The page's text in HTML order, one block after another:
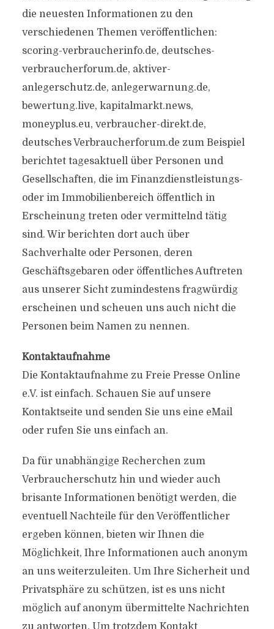
die neuesten Informationen zu den
verschiedenen Themen veröffentlichen:
scoring-verbraucherinfo.de, deutsches-
verbraucherforum.de, aktiver-
anlegerschutz.de, anlegerwarnung.de,
bewertung.live, kapitalmarkt.news,
moneyplus.eu, verbraucher-direkt.de,
deutsches Verbraucherforum.de zum Beispiel
berichtet tagesaktuell über Personen und
Gesellschaften, die im Finanzdienstleistungs-
oder im Immobilienbereich öffentlich in
Erscheinung treten oder vermittelnd tätig
sind. Wir berichten dort auch über
Sachverhalte oder Personen, deren
Geschäftsgebaren oder öffentliches Auftreten
aus unserer Sicht zumindestens fragwürdig
erscheinen und scheuen uns auch nicht die
Personen beim Namen zu nennen.
Kontaktaufnahme
Die Kontaktaufnahme zu Freie Presse Online
e.V. ist einfach. Schauen Sie auf unsere
Kontaktseite und senden Sie uns eine eMail
oder rufen Sie uns einfach an.
Da für unabhängige Recherchen zum
Verbraucherschutz hin und wieder auch
brisante Informationen benötigt werden, die
eventuell Nachteile für den Veröffentlicher
ergeben können, bieten wir Ihnen die
Möglichkeit, Ihre Informationen auch anonym
an uns weiterzuleiten. Um Ihre Sicherheit und
Privatsphäre zu schützen, ist es uns nicht
möglich auf anonym übermittelte Nachrichten
zu antworten. Um trotzdem Kontakt